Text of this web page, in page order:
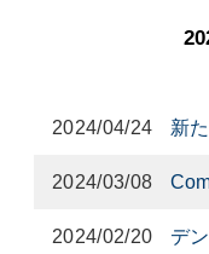
2024/04/24 新
2024/03/08
2024/02/20
デ